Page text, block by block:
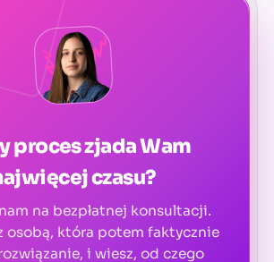
proces zjada Wam
czasu?
na bezpłatnej konsultacji.
osobą, która potem faktycznie
i wiesz, od czego